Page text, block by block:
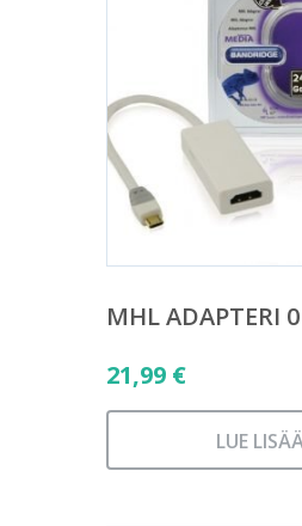
MHL ADAPTERI
21,99 €
LUE